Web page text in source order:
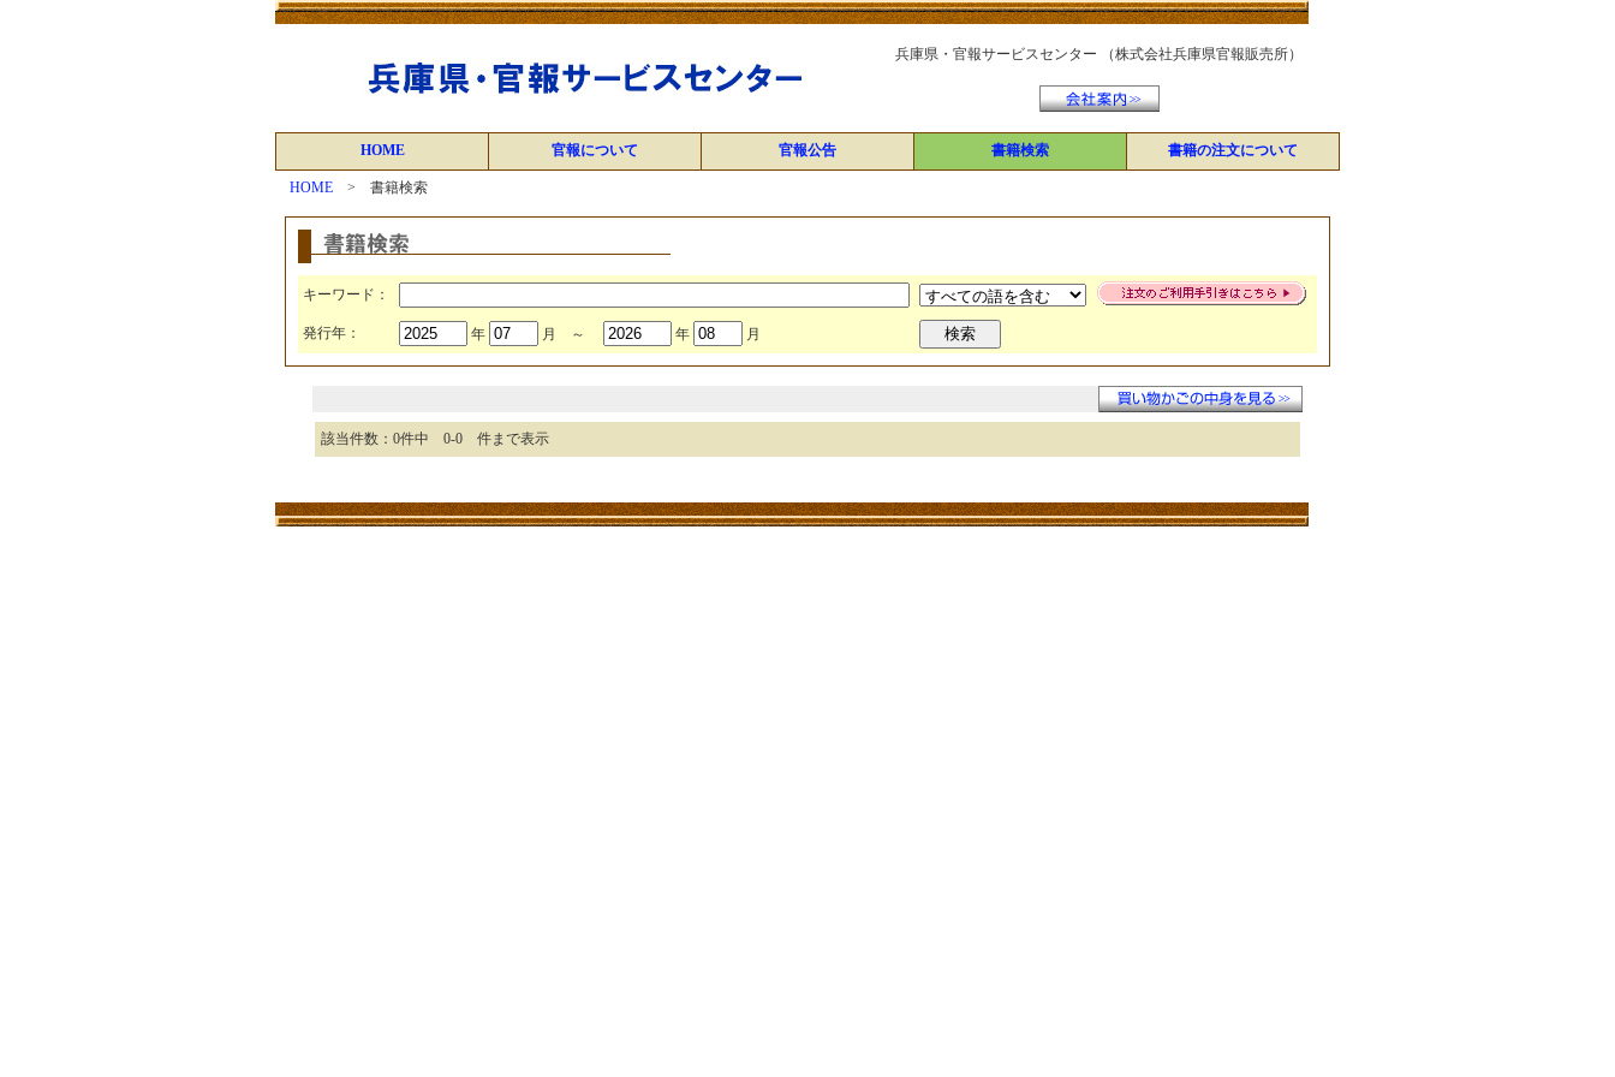
兵庫県・官報サービスセンター （株式会社兵庫県官報販売所）
HOME 官報について 官報公告 書籍検索 書籍の注文について
HOME > 書籍検索
キーワード：
発行年： 年 月 ～ 年 月
該当件数：0件中 0-0 件まで表示